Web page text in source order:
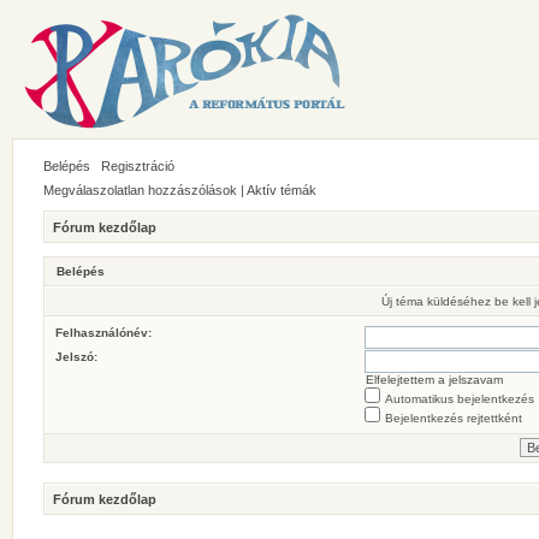
Belépés
Regisztráció
Megválaszolatlan hozzászólások | Aktív témák
Fórum kezdőlap
Belépés
Új téma küldéséhez be kell
Felhasználónév:
Jelszó:
Elfelejtettem a jelszavam
Automatikus bejelentkezés
Bejelentkezés rejtettként
Fórum kezdőlap